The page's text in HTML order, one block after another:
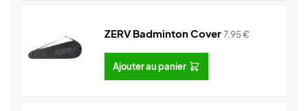
ZERV Badminton Cover7,95€
Ajouter au panier